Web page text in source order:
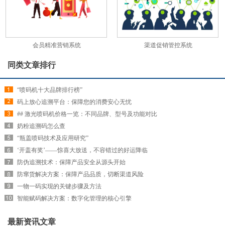
会员精准营销系统 渠道促销管控系统
同类文章排行
“喷码机十大品牌排行榜”
码上放心追溯平台：保障您的消费安心无忧
## 激光喷码机价格一览：不同品牌、型号及功能对比
奶粉追溯码怎么查
“瓶盖喷码技术及应用研究”
‘开盖有奖’——惊喜大放送，不容错过的好运降临
防伪追溯技术：保障产品安全从源头开始
防窜货解决方案：保障产品品质，切断渠道风险
一物一码实现的关键步骤及方法
智能赋码解决方案：数字化管理的核心引擎
最新资讯文章